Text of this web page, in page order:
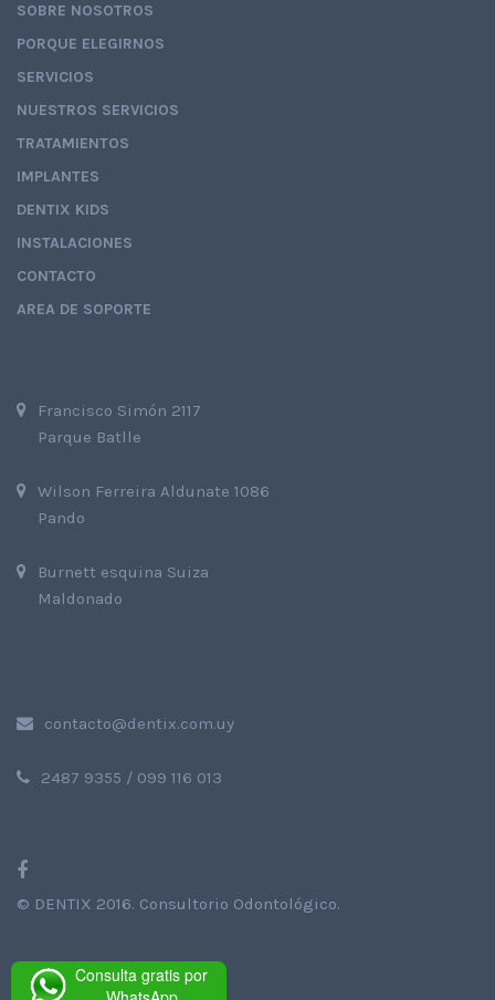
Consulta gratis por
SOBRE NOSOTROS
PORQUE ELEGIRNOS
SERVICIOS
NUESTROS SERVICIOS
TRATAMIENTOS
IMPLANTES
DENTIX KIDS
INSTALACIONES
CONTACTO
AREA DE SOPORTE
Francisco Simón 2117
Parque Batlle
Wilson Ferreira Aldunate 1086
Pando
Burnett esquina Suiza
Maldonado
contacto@dentix.com.uy
2487 9355 / 099 116 013
© DENTIX 2016. Consultorio Odontológico.